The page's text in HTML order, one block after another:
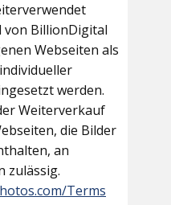
von BillionDigital
Webseiten als
werden.
Weiterverkauf
die Bilder
an
zulässig.
Terms